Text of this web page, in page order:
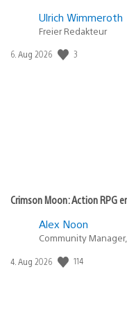
Ulrich Wimmeroth
Freier Redakteur
Veröffentlichungsdatum:
6. Aug 2026 3
Crimson Moon: Action RPG
Alex Noon
Community
Veröffentlichungsdatum:
4. Aug 2026 114